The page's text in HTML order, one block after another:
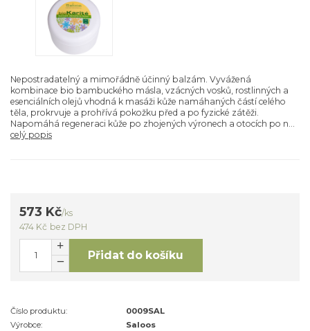
Nepostradatelný a mimořádně účinný balzám. Vyvážená
kombinace bio bambuckého másla, vzácných vosků, rostlinných a
esenciálních olejů vhodná k masáži kůže namáhaných částí celého
těla, prokrvuje a prohřívá pokožku před a po fyzické zátěži.
Napomáhá regeneraci kůže po zhojených výronech a otocích po n...
celý popis
573 Kč/ks
474 Kč bez DPH
Přidat do košíku
Číslo produktu:
0009SAL
Výrobce:
Saloos